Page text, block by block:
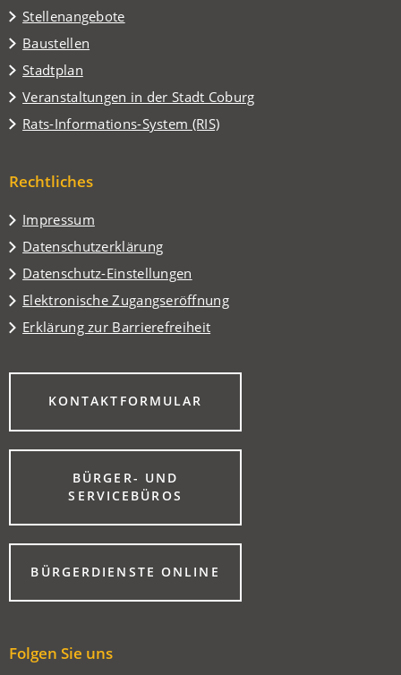
Stellenangebote
Baustellen
Stadtplan
(Öffnet
in
einem
neuen
Veranstaltungen in der Stadt Coburg
(Öffnet
in
einem
Tab)
Rats-Informations-System (RIS)
(Öffnet
neuen
Rechtliches
Impressum
Datenschutzerklärung
Datenschutz-Einstellungen
Elektronische Zugangseröffnung
Erklärung zur Barrierefreiheit
KONTAKTFORMULAR
(ÖFFNET
EINEM
NEUEN
BÜRGER- UND
SERVICEBÜROS
(ÖFFNET
EINEM
NEUEN
TAB)BÜRGERDIENSTE ONLINE
(ÖFFNET
EINEM
Folgen Sie uns